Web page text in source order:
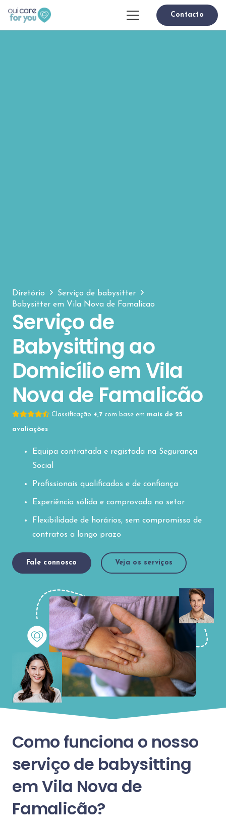
Contacto
Diretório
Serviço de babysitter
Babysitter em Vila Nova de Famalicao
Serviço de
Babysitting ao
Domicílio em Vila
Nova de Famalicão
Classificação 4,7 com base em mais de 25
avaliações
Equipa contratada e registada na Segurança
Social
Profissionais qualificados e de confiança
Experiência sólida e comprovada no setor
Flexibilidade de horários, sem compromisso de
contratos a longo prazo
Fale connosco Veja os serviços
Como funciona o nosso
serviço de babysitting
em Vila Nova de
Famalicão?